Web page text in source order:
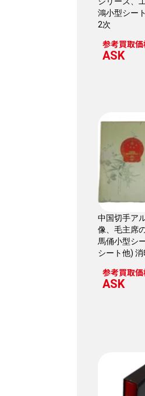
鴻小型シー
2次
参考買取
ASK
中国切手ア
像、毛主席
馬俑小型シ
シート他)
参考買取
ASK